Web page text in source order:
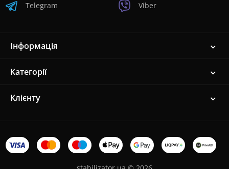
Telegram Viber
Інформація
Категорії
Клієнту